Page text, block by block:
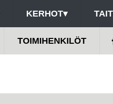
KERHOT▾
TOIMIHENKILÖT